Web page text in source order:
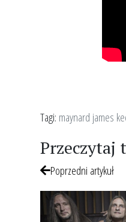
Tagi: maynard james
Przeczytaj
Poprzedni artykuł